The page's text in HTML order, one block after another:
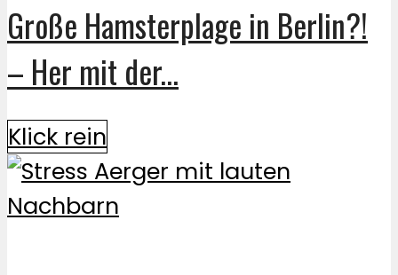
Große Hamsterplage in Berlin?!
– Her mit der...
Klick rein